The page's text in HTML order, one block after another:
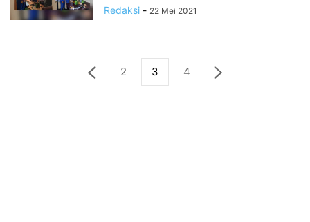
Redaksi - 22 Mei 2021
2 3 4